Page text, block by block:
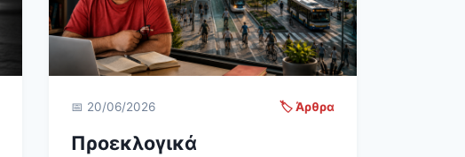
📅 20/06/2026 🏷️ Άρθρα
Προεκλογικά